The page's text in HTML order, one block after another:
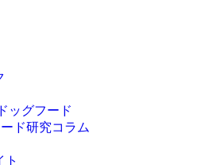
ッグフード
ド研究コラム
ト